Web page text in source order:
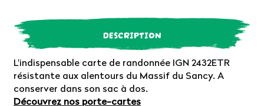
DESCRIPTION
L'indispensable carte de randonnée IGN 2432ETR
résistante aux alentours du Massif du Sancy. A
conserver dans son sac à dos.
Découvrez nos porte-cartes